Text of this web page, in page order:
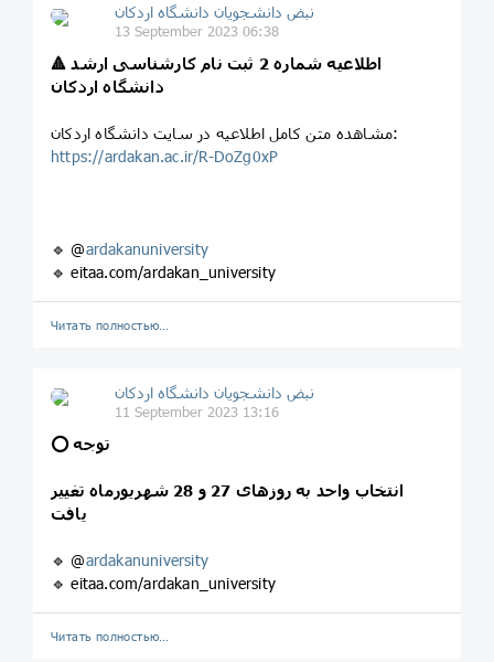
نبض دانشجویان دانشگاه اردکان
13 September 2023 06:38
🔺 اطلاعیه شماره 2 ثبت نام کارشناسی ارشد
دانشگاه اردکان
مشاهده متن کامل اطلاعیه در سایت دانشگاه اردکان:
https://ardakan.ac.ir/R-DoZg0xP
🔹 @ardakanuniversity
🔹 eitaa.com/ardakan_university
Читать полностью…
نبض دانشجویان دانشگاه اردکان
11 September 2023 13:16
⭕️ توجه
انتخاب واحد به روزهای 27 و 28 شهریورماه تغییر
یافت
🔹 @ardakanuniversity
🔹 eitaa.com/ardakan_university
Читать полностью…